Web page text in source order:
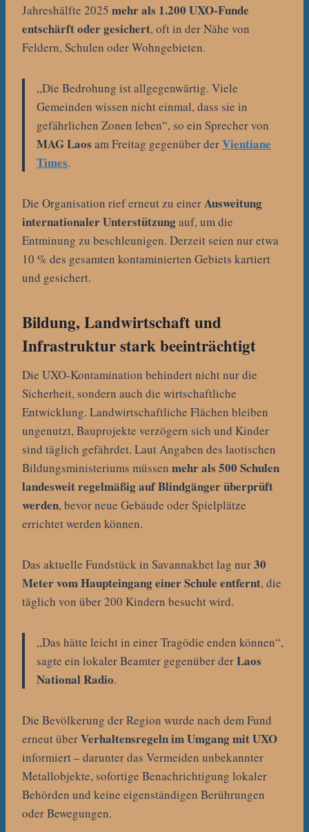
Jahreshälfte 2025 mehr als 1.200 UXO-Funde
entschärft oder gesichert, oft in der Nähe von
Feldern, Schulen oder Wohngebieten.
„Die Bedrohung ist allgegenwärtig. Viele
Gemeinden wissen nicht einmal, dass sie in
gefährlichen Zonen leben“, so ein Sprecher von
MAG Laos am Freitag gegenüber derVientiane
Times.
Die Organisation rief erneut zu einerAusweitung
internationaler Unterstützungauf, um die
Entminung zu beschleunigen. Derzeit seien nur etwa
10 % des gesamten kontaminierten Gebiets kartiert
und gesichert.
Bildung, Landwirtschaft und
Infrastruktur stark beeinträchtigt
Die UXO-Kontamination behindert nicht nur die
Sicherheit, sondern auch die wirtschaftliche
Entwicklung. Landwirtschaftliche Flächen bleiben
ungenutzt, Bauprojekte verzögern sich und Kinder
sind täglich gefährdet. Laut Angaben des laotischen
Bildungsministeriums müssen mehr als 500 Schulen
landesweit regelmäßig auf Blindgänger überprüft
werden, bevor neue Gebäude oder Spielplätze
errichtet werden können.
Das aktuelle Fundstück in Savannakhet lag nur30
Meter vom Haupteingang einer Schule entfernt, die
täglich von über 200 Kindern besucht wird.
„Das hätte leicht in einer Tragödie enden können“,
sagte ein lokaler Beamter gegenüber derLaos
National Radio.
Die Bevölkerung der Region wurde nach dem Fund
erneut überVerhaltensregeln im Umgang mit UXO
informiert – darunter das Vermeiden unbekannter
Metallobjekte, sofortige Benachrichtigung lokaler
Behörden und keine eigenständigen Berührungen
oder Bewegungen.